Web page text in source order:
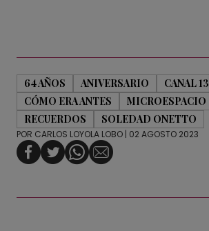
64 AÑOS ANIVERSARIO
CANAL 13
CÓMO ERA ANTES
MICROESPACIO
RECUERDOS
SOLEDAD ONETTO
POR CARLOS LOYOLA LOBO | 02 AGOSTO 2023